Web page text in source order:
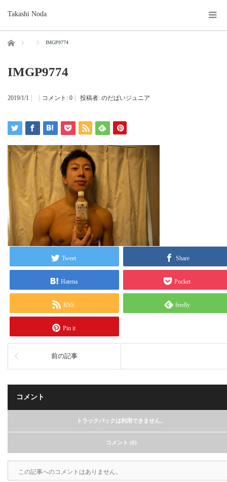
Takashi Noda
ホーム IMGP9774
IMGP9774
2019/1/1 コメント: 0 投稿者: のだぱいジュニア
Tweet Share
Hatena Pocket
RSS feedly
Pin it
前の記事
コメント
トラックバックは利用できません。
コメント (0)
この記事へのコメントはありません。